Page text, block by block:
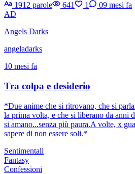
1912 parole
641 1 09 mesi fa
AD
Angels Darks
angeladarks
10 mesi fa
Tra colpa e desiderio
*Due anime che si ritrovano, che si
la prima volta, e che si liberano da anni
si amano...senza più paura.A volte, x
sapere di non essere soli.*
Sentimentali
Fantasy
Confessioni